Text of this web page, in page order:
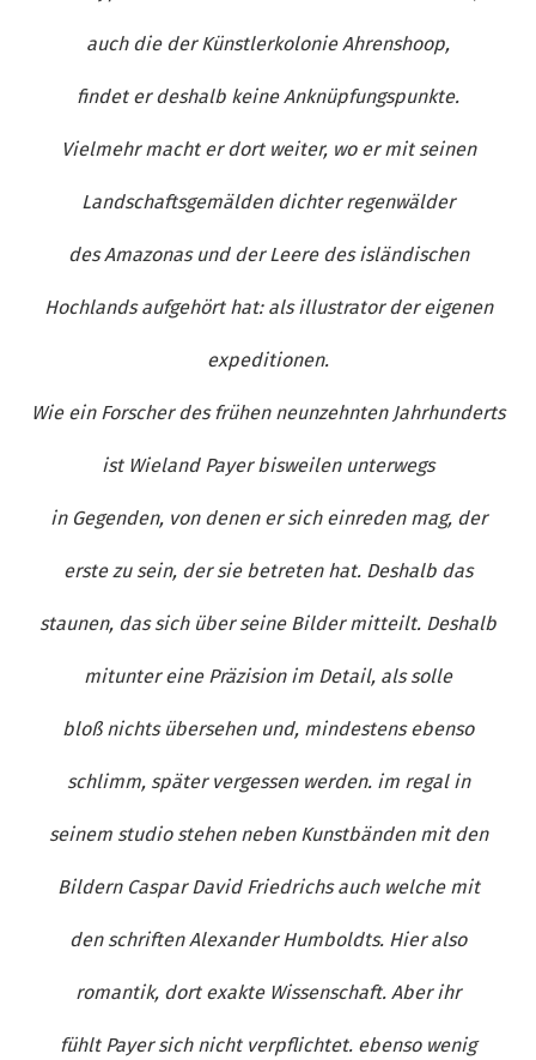
auch die der Künstlerkolonie Ahrenshoop,
findet er deshalb keine Anknüpfungspunkte.
Vielmehr macht er dort weiter, wo er mit seinen
Landschaftsgemälden dichter regenwälder
des Amazonas und der Leere des isländischen
Hochlands aufgehört hat: als illustrator der eigenen
expeditionen.
Wie ein Forscher des frühen neunzehnten Jahrhunderts
ist Wieland Payer bisweilen unterwegs
in Gegenden, von denen er sich einreden mag, der
erste zu sein, der sie betreten hat. Deshalb das
staunen, das sich über seine Bilder mitteilt. Deshalb
mitunter eine Präzision im Detail, als solle
bloß nichts übersehen und, mindestens ebenso
schlimm, später vergessen werden. im regal in
seinem studio stehen neben Kunstbänden mit den
Bildern Caspar David Friedrichs auch welche mit
den schriften Alexander Humboldts. Hier also
romantik, dort exakte Wissenschaft. Aber ihr
fühlt Payer sich nicht verpflichtet. ebenso wenig